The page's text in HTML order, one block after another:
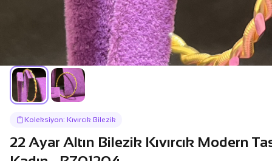
Koleksiyon: Kıvırcık Bilezik
22 Ayar Altın Bilezik Kıvırcık Modern